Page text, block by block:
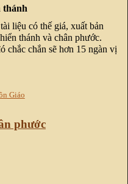
thánh
liệu có thế giá, xuất bản
thánh và chân phước.
chắc chắn sẽ hơn 15 ngàn vị
Giáo
phước